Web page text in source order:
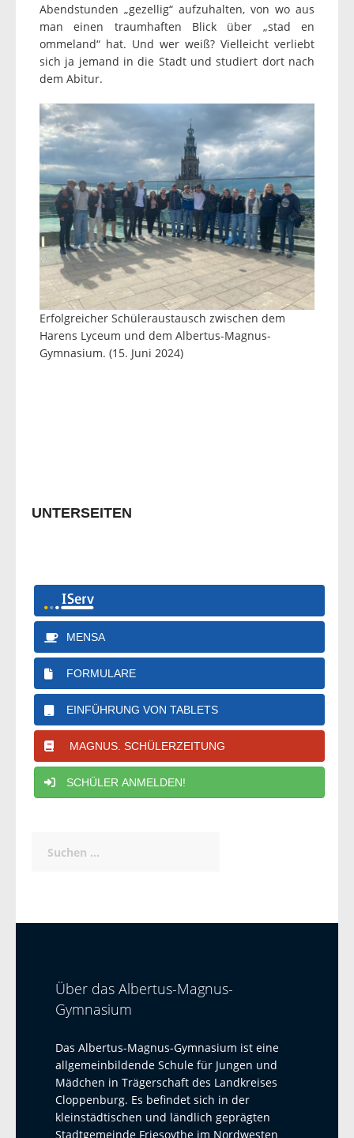
Abendstunden „gezellig“ aufzuhalten, von wo aus
man einen traumhaften Blick über „stad en
ommeland“ hat. Und wer weiß? Vielleicht verliebt
sich ja jemand in die Stadt und studiert dort nach
dem Abitur.
Erfolgreicher Schüleraustausch zwischen dem
Harens Lyceum und dem Albertus-Magnus-
Gymnasium. (15. Juni 2024)
UNTERSEITEN
MENSA
FORMULARE
EINFÜHRUNG VON TABLETS
MAGNUS. SCHÜLERZEITUNG
SCHÜLER ANMELDEN!
nach:
Über das Albertus-Magnus-
Gymnasium
Das Albertus-Magnus-Gymnasium ist eine
allgemeinbildende Schule für Jungen und
Mädchen in Trägerschaft des Landkreises
Cloppenburg. Es befindet sich in der
kleinstädtischen und ländlich geprägten
Stadtgemeinde Friesoythe im Nordwesten